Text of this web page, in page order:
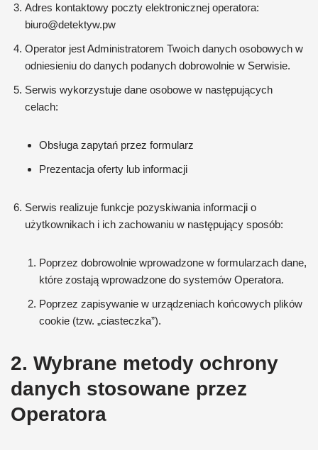
Adres kontaktowy poczty elektronicznej operatora:
biuro@detektyw.pw
Operator jest Administratorem Twoich danych osobowych w
odniesieniu do danych podanych dobrowolnie w Serwisie.
Serwis wykorzystuje dane osobowe w następujących
celach:
Obsługa zapytań przez formularz
Prezentacja oferty lub informacji
Serwis realizuje funkcje pozyskiwania informacji o
użytkownikach i ich zachowaniu w następujący sposób:
Poprzez dobrowolnie wprowadzone w formularzach dane,
które zostają wprowadzone do systemów Operatora.
Poprzez zapisywanie w urządzeniach końcowych plików
cookie (tzw. „ciasteczka”).
2. Wybrane metody ochrony
danych stosowane przez
Operatora